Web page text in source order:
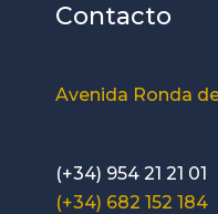
Contacto
Avenida Ronda
(+34) 954 21 21 01
(+34) 682 152 184